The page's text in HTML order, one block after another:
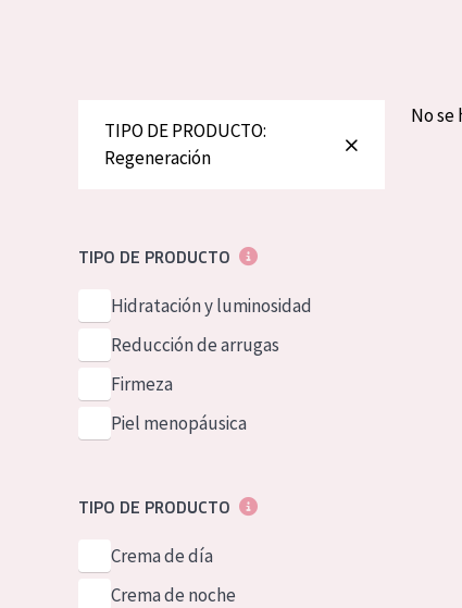
TIPO DE PRODUCTO:
Regeneración
TIPO DE PRODUCTO
Hidratación y luminosidad
Reducción de arrugas
Firmeza
Piel menopáusica
TIPO DE PRODUCTO
Crema de día
Crema de noche
No